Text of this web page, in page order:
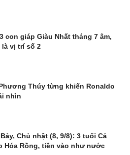
con giáp Giàu Nhất tháng 7 âm,
là vị trí số 2
Thúy từng khiến Ronaldo
nhìn
Chủ nhật (8, 9/8): 3 tuổi Cá
Hóa Rồng, tiền vào như nước